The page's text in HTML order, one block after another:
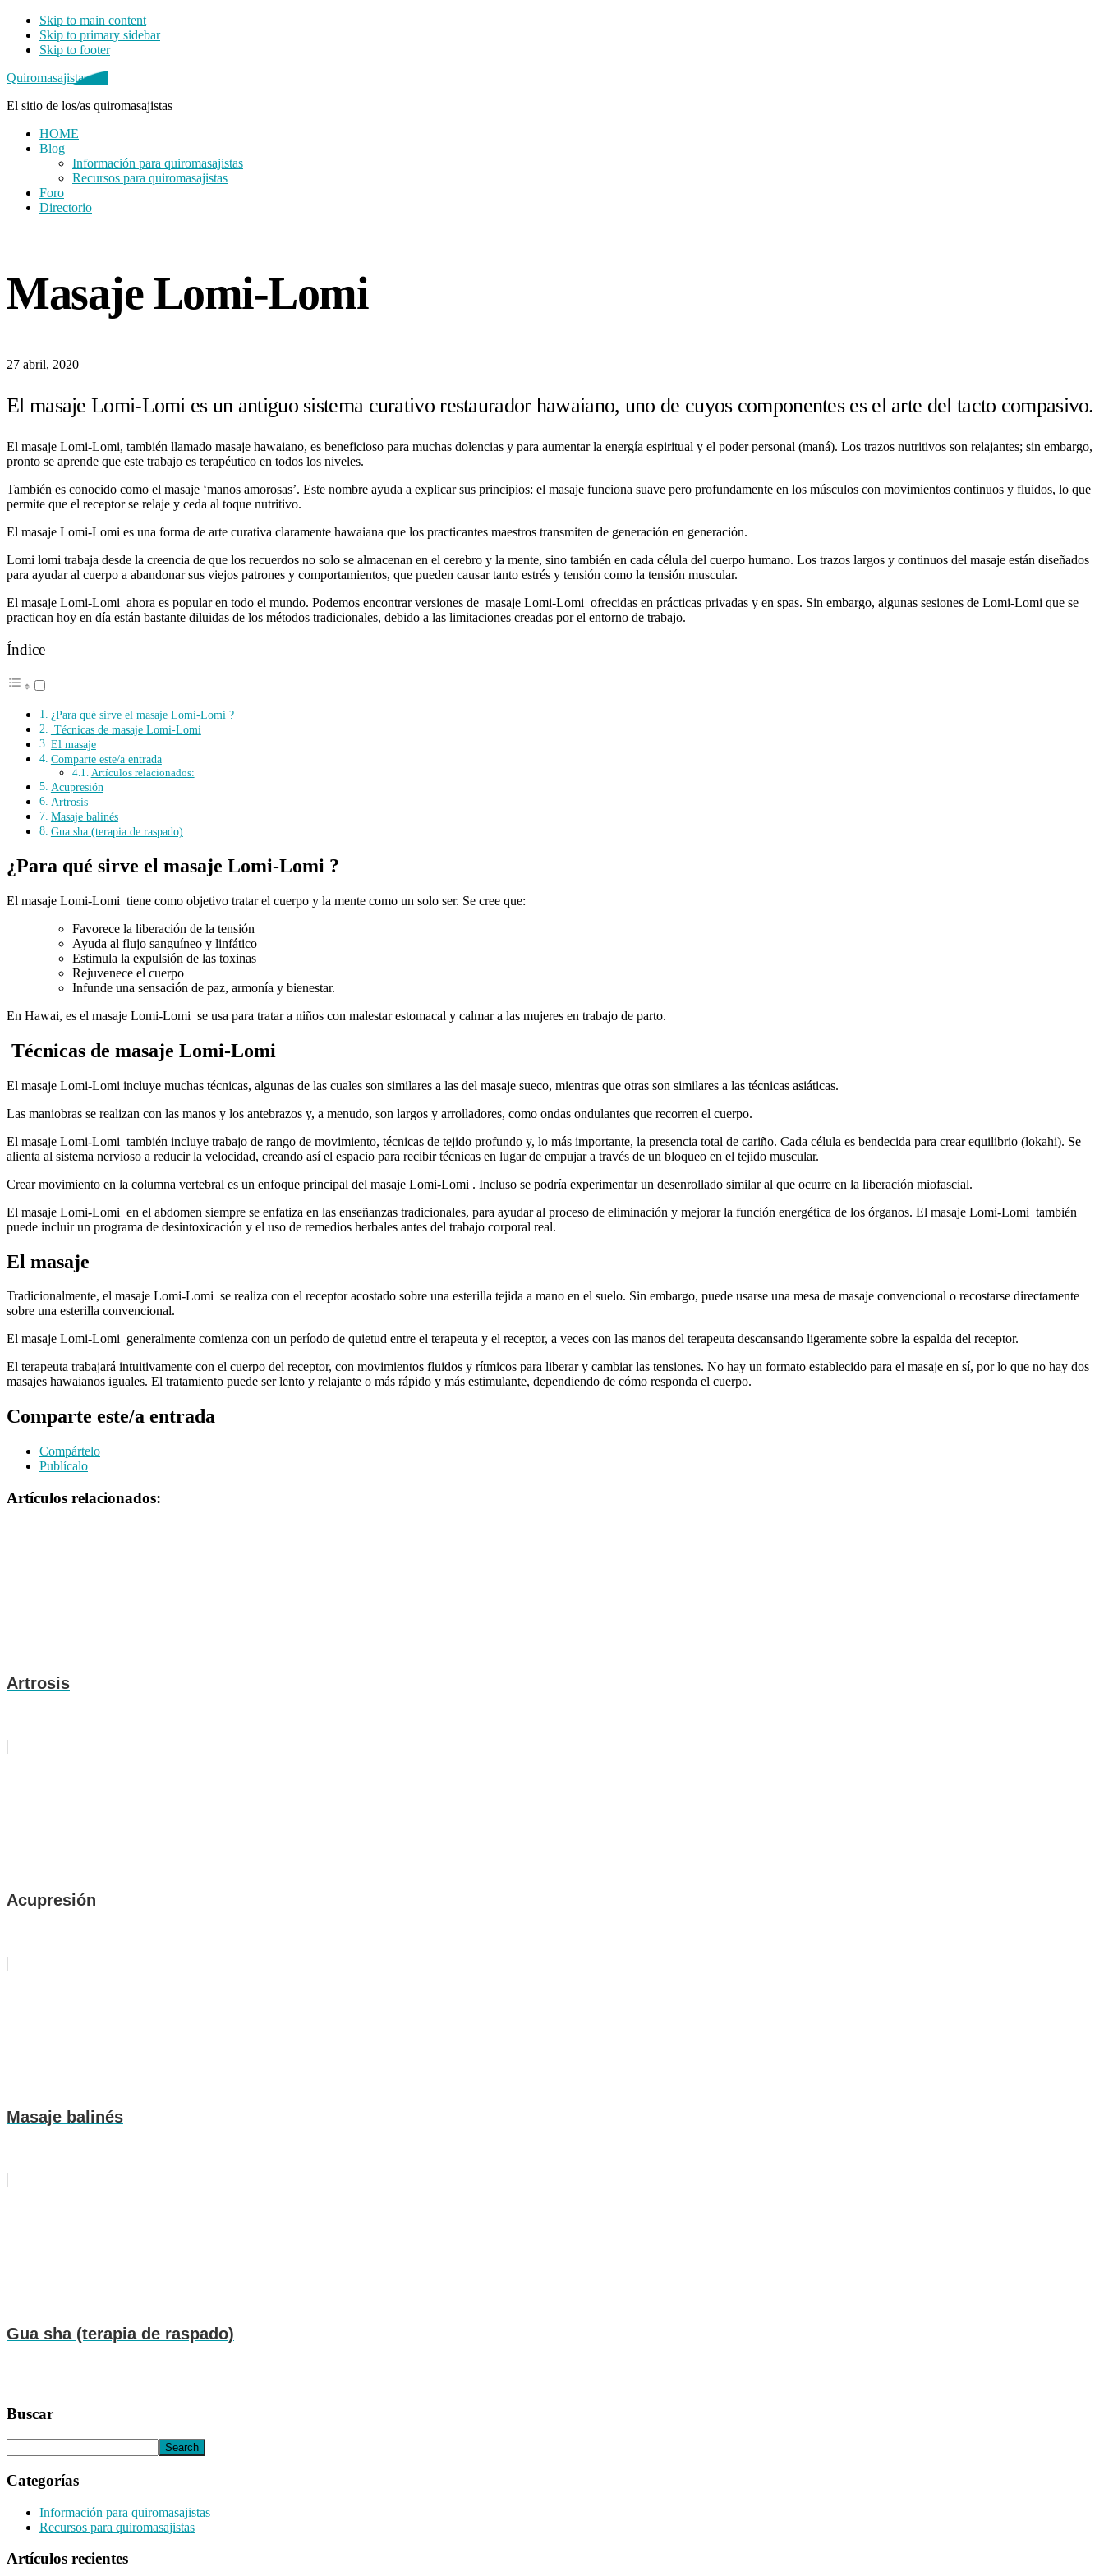
Skip to main content
Skip to primary sidebar
Skip to footer
Quiromasajistas.net
El sitio de los/as quiromasajistas
HOME
Blog
Información para quiromasajistas
Recursos para quiromasajistas
Foro
Directorio
Masaje Lomi-Lomi
27 abril, 2020
El masaje Lomi-Lomi es un antiguo sistema curativo restaurador hawaiano, uno de cuyos componentes es el arte del tacto compasivo.
El masaje Lomi-Lomi, también llamado masaje hawaiano, es beneficioso para muchas dolencias y para aumentar la energía espiritual y el poder personal (maná). Los trazos nutritivos son relajantes; sin embargo,
pronto se aprende que este trabajo es terapéutico en todos los niveles.
También es conocido como el masaje ‘manos amorosas’. Este nombre ayuda a explicar sus principios: el masaje funciona suave pero profundamente en los músculos con movimientos continuos y fluidos, lo que
permite que el receptor se relaje y ceda al toque nutritivo.
El masaje Lomi-Lomi es una forma de arte curativa claramente hawaiana que los practicantes maestros transmiten de generación en generación.
Lomi lomi trabaja desde la creencia de que los recuerdos no solo se almacenan en el cerebro y la mente, sino también en cada célula del cuerpo humano. Los trazos largos y continuos del masaje están diseñados
para ayudar al cuerpo a abandonar sus viejos patrones y comportamientos, que pueden causar tanto estrés y tensión como la tensión muscular.
El masaje Lomi-Lomi ahora es popular en todo el mundo. Podemos encontrar versiones de masaje Lomi-Lomi ofrecidas en prácticas privadas y en spas. Sin embargo, algunas sesiones de Lomi-Lomi que se
practican hoy en día están bastante diluidas de los métodos tradicionales, debido a las limitaciones creadas por el entorno de trabajo.
Índice
¿Para qué sirve el masaje Lomi-Lomi ?
Técnicas de masaje Lomi-Lomi
El masaje
Comparte este/a entrada
Artículos relacionados:
Acupresión
Artrosis
Masaje balinés
Gua sha (terapia de raspado)
¿Para qué sirve el masaje Lomi-Lomi ?
El masaje Lomi-Lomi tiene como objetivo tratar el cuerpo y la mente como un solo ser. Se cree que:
Favorece la liberación de la tensión
Ayuda al flujo sanguíneo y linfático
Estimula la expulsión de las toxinas
Rejuvenece el cuerpo
Infunde una sensación de paz, armonía y bienestar.
En Hawai, es el masaje Lomi-Lomi se usa para tratar a niños con malestar estomacal y calmar a las mujeres en trabajo de parto.
Técnicas de masaje Lomi-Lomi
El masaje Lomi-Lomi incluye muchas técnicas, algunas de las cuales son similares a las del masaje sueco, mientras que otras son similares a las técnicas asiáticas.
Las maniobras se realizan con las manos y los antebrazos y, a menudo, son largos y arrolladores, como ondas ondulantes que recorren el cuerpo.
El masaje Lomi-Lomi también incluye trabajo de rango de movimiento, técnicas de tejido profundo y, lo más importante, la presencia total de cariño. Cada célula es bendecida para crear equilibrio (lokahi). Se
alienta al sistema nervioso a reducir la velocidad, creando así el espacio para recibir técnicas en lugar de empujar a través de un bloqueo en el tejido muscular.
Crear movimiento en la columna vertebral es un enfoque principal del masaje Lomi-Lomi . Incluso se podría experimentar un desenrollado similar al que ocurre en la liberación miofascial.
El masaje Lomi-Lomi en el abdomen siempre se enfatiza en las enseñanzas tradicionales, para ayudar al proceso de eliminación y mejorar la función energética de los órganos. El masaje Lomi-Lomi también
puede incluir un programa de desintoxicación y el uso de remedios herbales antes del trabajo corporal real.
El masaje
Tradicionalmente, el masaje Lomi-Lomi se realiza con el receptor acostado sobre una esterilla tejida a mano en el suelo. Sin embargo, puede usarse una mesa de masaje convencional o recostarse directamente
sobre una esterilla convencional.
El masaje Lomi-Lomi generalmente comienza con un período de quietud entre el terapeuta y el receptor, a veces con las manos del terapeuta descansando ligeramente sobre la espalda del receptor.
El terapeuta trabajará intuitivamente con el cuerpo del receptor, con movimientos fluidos y rítmicos para liberar y cambiar las tensiones. No hay un formato establecido para el masaje en sí, por lo que no hay dos
masajes hawaianos iguales. El tratamiento puede ser lento y relajante o más rápido y más estimulante, dependiendo de cómo responda el cuerpo.
Comparte este/a entrada
Compártelo
Publícalo
Artículos relacionados:
Artrosis
Acupresión
Masaje balinés
Gua sha (terapia de raspado)
Buscar
Categorías
Información para quiromasajistas
Recursos para quiromasajistas
Artículos recientes